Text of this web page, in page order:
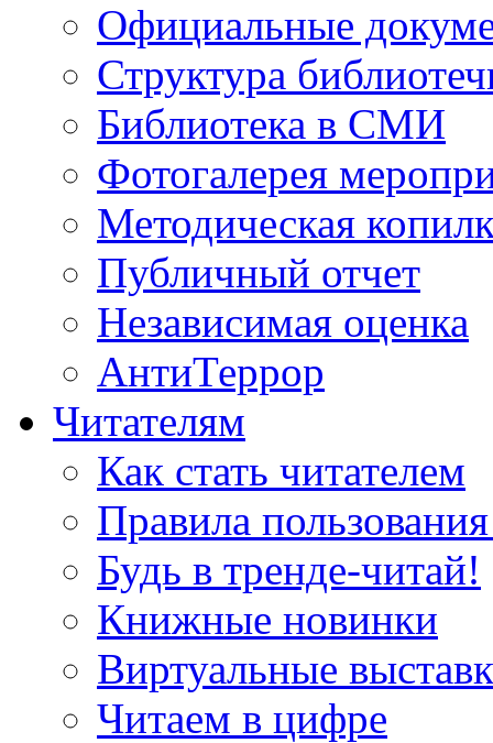
Официальные
Структура
Библиотека в СМИ
Фотогалерея
Методическая
Публичный отчет
Независимая оценка
АнтиТеррор
Читателям
Как стать читателем
Правила
Будь в тренде-читай!
Книжные новинки
Виртуальные
Читаем в цифре